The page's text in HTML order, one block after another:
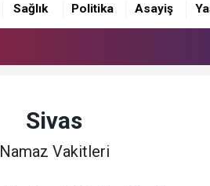
Sağlık Politika Asayiş
Sivas
Namaz Vakitleri